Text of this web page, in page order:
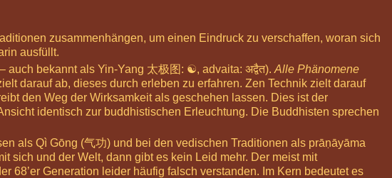
zusammenhängen, um einen Eindruck zu verschaffen, woran sich
ausfüllt.
– auch bekannt als Yin-Yang 太极图 : ☯, advaita: अद्वैत). Alle Phänomene
darauf ab, dieses durch erleben zu erfahren. Zen Technik zielt darauf
den Weg der Wirksamkeit als geschehen lassen. Dies ist der
identisch zur buddhistischen Erleuchtung. Die Buddhisten sprechen
als Qì Gōng (气功) und bei den vedischen Traditionen als prāṇāyāma
sich und der Welt, dann gibt es kein Leid mehr. Der meist mit
68’er Generation leider häufig falsch verstanden. Im Kern bedeutet es